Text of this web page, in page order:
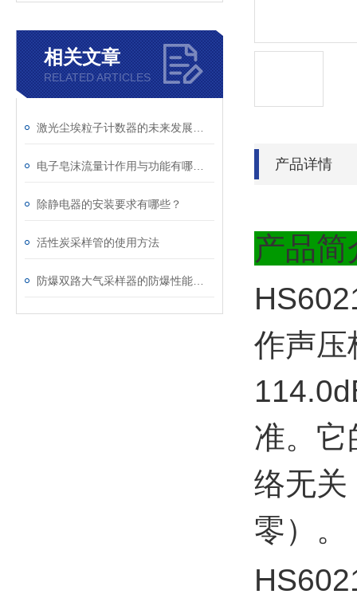
相关文章
RELATED ARTICLES
除静电器的安装要求有哪些？
活性炭采样管的使用方法
产品详情
产品简
作声压
准。它
络无关
零）。